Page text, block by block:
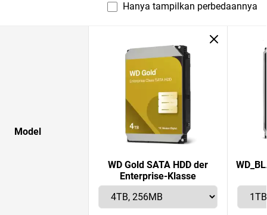
Hanya tampilkan perbedaannya
Model
WD Gold SATA HDD der
Enterprise-Klasse